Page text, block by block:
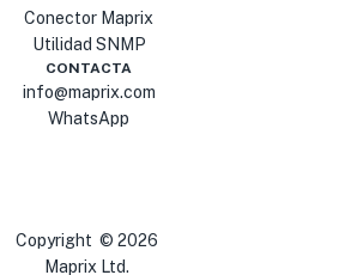
Conector Maprix
Utilidad SNMP
CONTACTA
info@maprix.com
WhatsApp
Copyright © 2026
Maprix Ltd.